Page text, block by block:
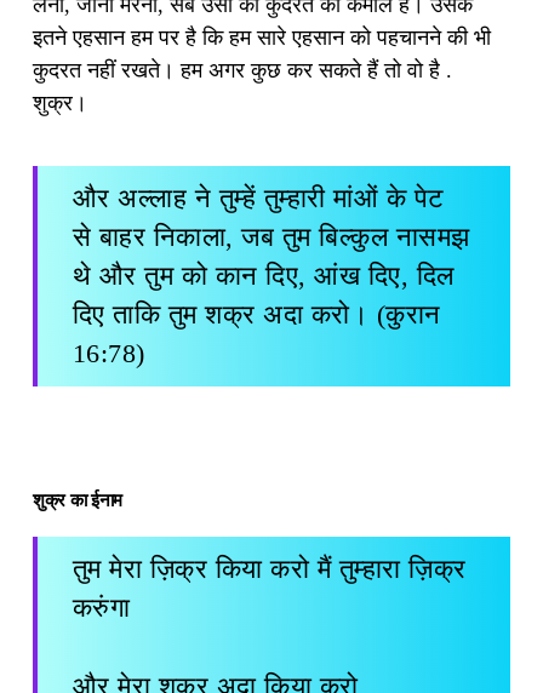
लेना, जीना मरना, सब उसी की कुदरत का कमाल है। उसके
इतने एहसान हम पर है कि हम सारे एहसान को पहचानने की भी
कुदरत नहीं रखते। हम अगर कुछ कर सकते हैं तो वो है .
शुक्र।
और अल्लाह ने तुम्हें तुम्हारी मांओं के पेट
से बाहर निकाला, जब तुम बिल्कुल नासमझ
थे और तुम को कान दिए, आंख दिए, दिल
दिए ताकि तुम शक्र अदा करो। (कुरान
16:78)
शुक्र का ईनाम
तुम मेरा ज़िक्र किया करो मैं तुम्हारा ज़िक्र
करुंगा
और मेरा शुक्र अदा किया करो